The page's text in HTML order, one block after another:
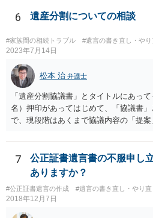
6 遺産分割についての相談
#家族間の相続トラブル #遺言の書き直し・やり
2023年7月14日
松本 治 弁護士
「遺産分割協議書」とタイトルにあっ
名）押印があってはじめて、「協議書
で、現段階はあくまで協議内容の「提
成立となります。その場合、成立させ
産分割調停を申し立てなければなりま
は、通常、相続人全員分の（本件であ
書」を作成するところ、１通だけの作
るものです。
7
公正証書遺言書の不服申し
ありますか？
#公正証書遺言の作成 #遺言の書き直し・やり直
2018年12月7日